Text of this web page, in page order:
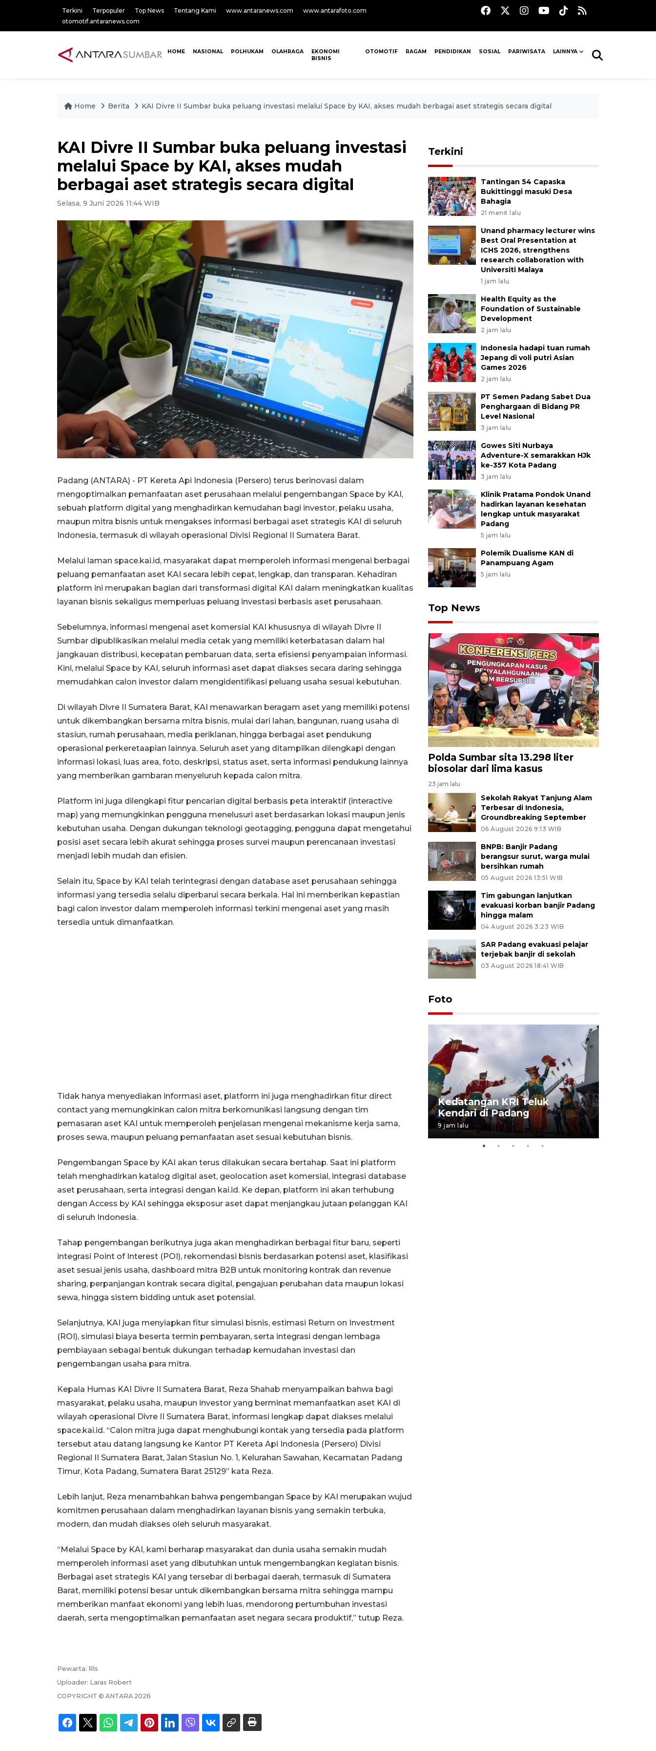
Terkini Terpopuler Top News Tentang Kami www.antaranews.com
www.antarafoto.com
otomotif.antaranews.com
HOME NASIONAL POLHUKAM OLAHRAGA
EKONOMI
BISNIS
OTOMOTIF RAGAM PENDIDIKAN SOSIAL PARIWISATA LAINNYA
Home Berita KAI Divre II Sumbar buka peluang investasi melalui Space by KAI, akses mudah berbagai aset strategis secara digital
KAI Divre II Sumbar buka peluang investasi
melalui Space by KAI, akses mudah
berbagai aset strategis secara digital
Selasa, 9 Juni 2026 11:44 WIB
Padang (ANTARA) - PT Kereta Api Indonesia (Persero) terus berinovasi dalam
mengoptimalkan pemanfaatan aset perusahaan melalui pengembangan Space by KAI,
sebuah platform digital yang menghadirkan kemudahan bagi investor, pelaku usaha,
maupun mitra bisnis untuk mengakses informasi berbagai aset strategis KAI di seluruh
Indonesia, termasuk di wilayah operasional Divisi Regional II Sumatera Barat.
Melalui laman space.kai.id, masyarakat dapat memperoleh informasi mengenai berbagai
peluang pemanfaatan aset KAI secara lebih cepat, lengkap, dan transparan. Kehadiran
platform ini merupakan bagian dari transformasi digital KAI dalam meningkatkan kualitas
layanan bisnis sekaligus memperluas peluang investasi berbasis aset perusahaan.
Sebelumnya, informasi mengenai aset komersial KAI khususnya di wilayah Divre II
Sumbar dipublikasikan melalui media cetak yang memiliki keterbatasan dalam hal
jangkauan distribusi, kecepatan pembaruan data, serta efisiensi penyampaian informasi.
Kini, melalui Space by KAI, seluruh informasi aset dapat diakses secara daring sehingga
memudahkan calon investor dalam mengidentifikasi peluang usaha sesuai kebutuhan.
Di wilayah Divre II Sumatera Barat, KAI menawarkan beragam aset yang memiliki potensi
untuk dikembangkan bersama mitra bisnis, mulai dari lahan, bangunan, ruang usaha di
stasiun, rumah perusahaan, media periklanan, hingga berbagai aset pendukung
operasional perkeretaapian lainnya. Seluruh aset yang ditampilkan dilengkapi dengan
informasi lokasi, luas area, foto, deskripsi, status aset, serta informasi pendukung lainnya
yang memberikan gambaran menyeluruh kepada calon mitra.
Platform ini juga dilengkapi fitur pencarian digital berbasis peta interaktif (interactive
map) yang memungkinkan pengguna menelusuri aset berdasarkan lokasi maupun jenis
kebutuhan usaha. Dengan dukungan teknologi geotagging, pengguna dapat mengetahui
posisi aset secara lebih akurat sehingga proses survei maupun perencanaan investasi
menjadi lebih mudah dan efisien.
Selain itu, Space by KAI telah terintegrasi dengan database aset perusahaan sehingga
informasi yang tersedia selalu diperbarui secara berkala. Hal ini memberikan kepastian
bagi calon investor dalam memperoleh informasi terkini mengenai aset yang masih
tersedia untuk dimanfaatkan.
Tidak hanya menyediakan informasi aset, platform ini juga menghadirkan fitur direct
contact yang memungkinkan calon mitra berkomunikasi langsung dengan tim
pemasaran aset KAI untuk memperoleh penjelasan mengenai mekanisme kerja sama,
proses sewa, maupun peluang pemanfaatan aset sesuai kebutuhan bisnis.
Pengembangan Space by KAI akan terus dilakukan secara bertahap. Saat ini platform
telah menghadirkan katalog digital aset, geolocation aset komersial, integrasi database
aset perusahaan, serta integrasi dengan kai.id. Ke depan, platform ini akan terhubung
dengan Access by KAI sehingga eksposur aset dapat menjangkau jutaan pelanggan KAI
di seluruh Indonesia.
Tahap pengembangan berikutnya juga akan menghadirkan berbagai fitur baru, seperti
integrasi Point of Interest (POI), rekomendasi bisnis berdasarkan potensi aset, klasifikasi
aset sesuai jenis usaha, dashboard mitra B2B untuk monitoring kontrak dan revenue
sharing, perpanjangan kontrak secara digital, pengajuan perubahan data maupun lokasi
sewa, hingga sistem bidding untuk aset potensial.
Selanjutnya, KAI juga menyiapkan fitur simulasi bisnis, estimasi Return on Investment
(ROI), simulasi biaya beserta termin pembayaran, serta integrasi dengan lembaga
pembiayaan sebagai bentuk dukungan terhadap kemudahan investasi dan
pengembangan usaha para mitra.
Kepala Humas KAI Divre II Sumatera Barat, Reza Shahab menyampaikan bahwa bagi
masyarakat, pelaku usaha, maupun investor yang berminat memanfaatkan aset KAI di
wilayah operasional Divre II Sumatera Barat, informasi lengkap dapat diakses melalui
space.kai.id. “Calon mitra juga dapat menghubungi kontak yang tersedia pada platform
tersebut atau datang langsung ke Kantor PT Kereta Api Indonesia (Persero) Divisi
Regional II Sumatera Barat, Jalan Stasiun No. 1, Kelurahan Sawahan, Kecamatan Padang
Timur, Kota Padang, Sumatera Barat 25129” kata Reza.
Lebih lanjut, Reza menambahkan bahwa pengembangan Space by KAI merupakan wujud
komitmen perusahaan dalam menghadirkan layanan bisnis yang semakin terbuka,
modern, dan mudah diakses oleh seluruh masyarakat.
“Melalui Space by KAI, kami berharap masyarakat dan dunia usaha semakin mudah
memperoleh informasi aset yang dibutuhkan untuk mengembangkan kegiatan bisnis.
Berbagai aset strategis KAI yang tersebar di berbagai daerah, termasuk di Sumatera
Barat, memiliki potensi besar untuk dikembangkan bersama mitra sehingga mampu
memberikan manfaat ekonomi yang lebih luas, mendorong pertumbuhan investasi
daerah, serta mengoptimalkan pemanfaatan aset negara secara produktif,” tutup Reza.
Pewarta: Rls
Uploader: Laras Robert
COPYRIGHT © ANTARA 2026
Terkini
Tantingan 54 Capaska
Bukittinggi masuki Desa
Bahagia
21 menit lalu
Unand pharmacy lecturer wins
Best Oral Presentation at
ICHS 2026, strengthens
research collaboration with
Universiti Malaya
1 jam lalu
Health Equity as the
Foundation of Sustainable
Development
2 jam lalu
Indonesia hadapi tuan rumah
Jepang di voli putri Asian
Games 2026
2 jam lalu
PT Semen Padang Sabet Dua
Penghargaan di Bidang PR
Level Nasional
3 jam lalu
Gowes Siti Nurbaya
Adventure-X semarakkan HJk
ke-357 Kota Padang
3 jam lalu
Klinik Pratama Pondok Unand
hadirkan layanan kesehatan
lengkap untuk masyarakat
Padang
5 jam lalu
Polemik Dualisme KAN di
Panampuang Agam
5 jam lalu
Top News
Polda Sumbar sita 13.298 liter
biosolar dari lima kasus
23 jam lalu
Sekolah Rakyat Tanjung Alam
Terbesar di Indonesia,
Groundbreaking September
06 August 2026 9:13 WIB
BNPB: Banjir Padang
berangsur surut, warga mulai
bersihkan rumah
05 August 2026 13:51 WIB
Tim gabungan lanjutkan
evakuasi korban banjir Padang
hingga malam
04 August 2026 3:23 WIB
SAR Padang evakuasi pelajar
terjebak banjir di sekolah
03 August 2026 18:41 WIB
Foto
Penggantian konstruksi jalan
Lintas Sumatera di Sumbar
05 August 2026 10:35 WIB
Kedatangan KRI Teluk
Kendari di Padang
9 jam lalu